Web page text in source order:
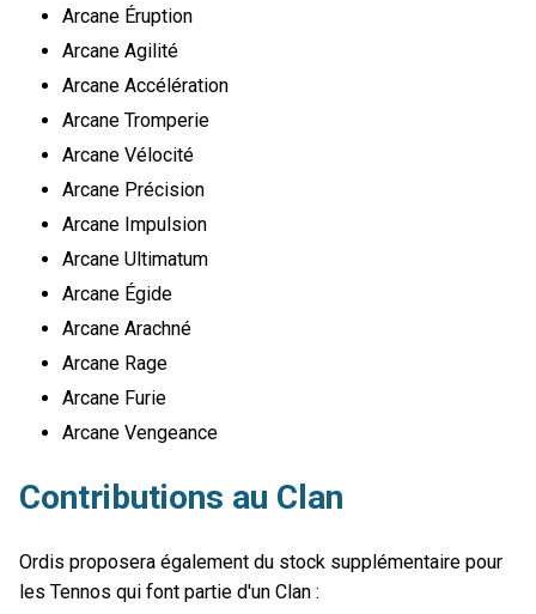
Arcane Éruption
Arcane Agilité
Arcane Accélération
Arcane Tromperie
Arcane Vélocité
Arcane Précision
Arcane Impulsion
Arcane Ultimatum
Arcane Égide
Arcane Arachné
Arcane Rage
Arcane Furie
Arcane Vengeance
Contributions au Clan
Ordis proposera également du stock supplémentaire pour
les Tennos qui font partie d'un Clan :